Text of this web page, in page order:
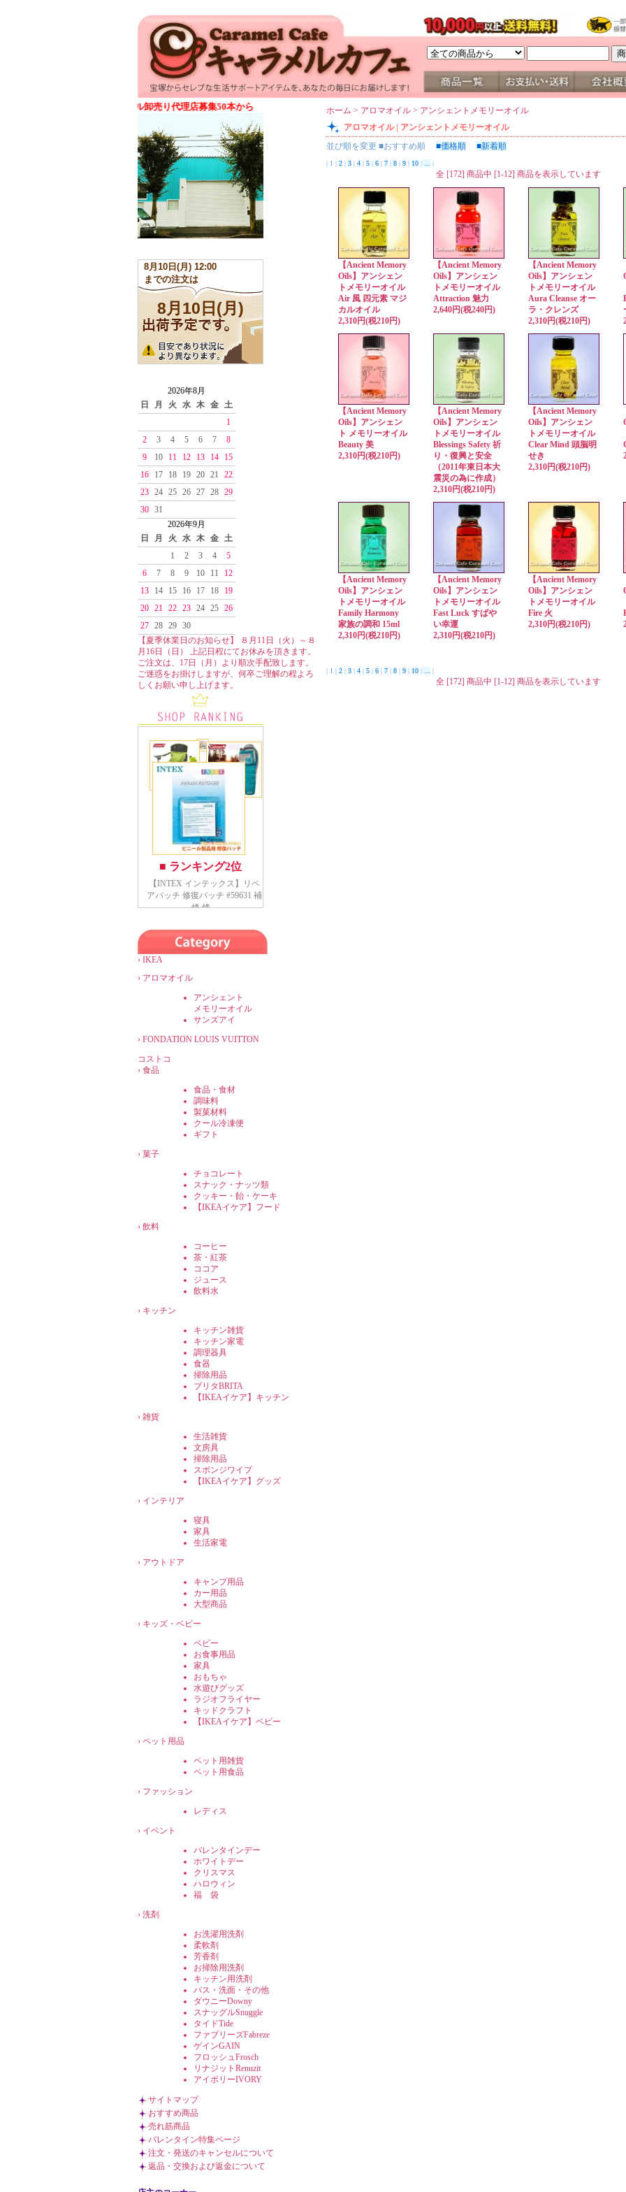
シェントメモリーオイル卸売り代理店募集50本から
2026年8月
日
月 火 水 木 金 土
1
2
3 4 5 6 7
8
9
10 11 12 13 14
15
16
17 18 19 20 21
22
23 24 25 26 27 28 29
30 31
2026年9月
日
月 火 水 木 金 土
1
2 3 4
5
6
7 8 9 10 11
12
13
14 15 16 17 18
19
20 21 22 23 24 25 26
27 28 29 30
【夏季休業日のお知らせ】 ８月11日（火）～８
月16日（日） 上記日程にてお休みを頂きます。
ご注文は、17日（月）より順次手配致します。
ご迷惑をお掛けしますが、何卒ご理解の程よろ
しくお願い申し上げます。
› IKEA
› アロマオイル
アンシェント
メモリーオイル
サンズアイ
› FONDATION LOUIS VUITTON
コストコ
› 食品
食品・食材
調味料
製菓材料
クール冷凍便
ギフト
› 菓子
チョコレート
スナック・ナッツ類
クッキー・飴・ケーキ
【IKEAイケア】フード
› 飲料
コーヒー
茶・紅茶
ココア
ジュース
飲料水
› キッチン
キッチン雑貨
キッチン家電
調理器具
食器
掃除用品
ブリタBRITA
【IKEAイケア】キッチン
› 雑貨
生活雑貨
文房具
掃除用品
スポンジワイプ
【IKEAイケア】グッズ
› インテリア
寝具
家具
生活家電
› アウトドア
キャンプ用品
カー用品
大型商品
› キッズ・ベビー
ベビー
お食事用品
家具
おもちゃ
水遊びグッズ
ラジオフライヤー
キッドクラフト
【IKEAイケア】ベビー
› ペット用品
ペット用雑貨
ペット用食品
› ファッション
レディス
› イベント
バレンタインデー
ホワイトデー
クリスマス
ハロウィン
福 袋
› 洗剤
お洗濯用洗剤
柔軟剤
芳香剤
お掃除用洗剤
キッチン用洗剤
バス・洗面・その他
ダウニーDowny
スナッグルSnuggle
タイドTide
ファブリーズFabreze
ゲインGAIN
フロッシュFrosch
リナジットRenuzit
アイボリーIVORY
サイトマップ
おすすめ商品
売れ筋商品
バレンタイン特集ページ
注文・発送のキャンセルについて
返品・交換および返金について
ホーム > アロマオイル > アンシェントメモリーオイル
アロマオイル | アンシェントメモリーオイル
並び順を変更 ■おすすめ順 ■価格順 ■新着順
| 1 | 2 | 3 | 4 | 5 | 6 | 7 | 8 | 9 | 10 | |
全 [172] 商品中 [1-12] 商品を表示しています
【Ancient Memory
Oils】アンシェン
トメモリーオイル
Air 風 四元素 マジ
カルオイル
2,310円(税210円)
【Ancient Memory
Oils】アンシェン
トメモリーオイル
Attraction 魅力
2,640円(税240円)
【Ancient Memory
Oils】アンシェン
トメモリーオイル
Aura Cleanse オー
ラ・クレンズ
2,310円(税210円)
【Ancient Memory
Oils】アンシェン
ト メモリーオイル
Beauty 美
2,310円(税210円)
【Ancient Memory
Oils】アンシェン
トメモリーオイル
Blessings Safety 祈
り・復興と安全
（2011年東日本大
震災の為に作成）
2,310円(税210円)
【Ancient Memory
Oils】アンシェン
トメモリーオイル
Clear Mind 頭脳明
せき
2,310円(税210円)
【Ancient Memory
Oils】アンシェン
トメモリーオイル
Family Harmony
家族の調和 15ml
2,310円(税210円)
【Ancient Memory
Oils】アンシェン
トメモリーオイル
Fast Luck すばや
い幸運
2,310円(税210円)
【Ancient Memory
Oils】アンシェン
トメモリーオイル
Fire 火
2,310円(税210円)
| 1 | 2 | 3 | 4 | 5 | 6 | 7 | 8 | 9 | 10 | |
全 [172] 商品中 [1-12] 商品を表示しています